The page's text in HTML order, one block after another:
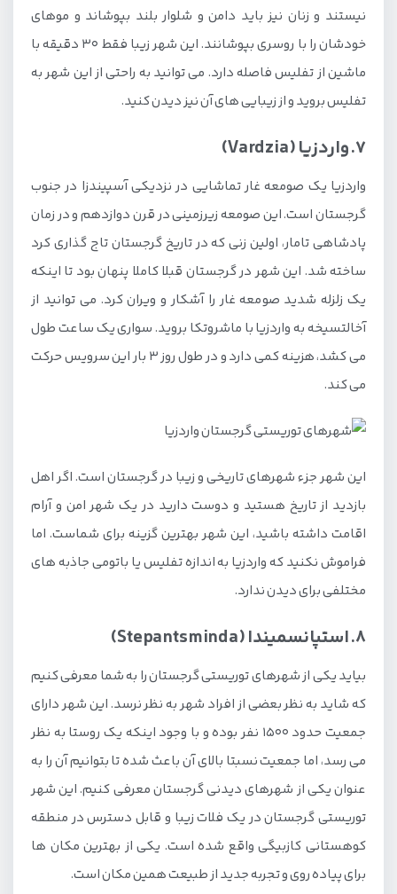
نیستند و زنان نیز باید دامن و شلوار بلند بپوشاند و موهای
خودشان را با روسری بپوشانند. این شهر زیبا فقط 30 دقیقه با
ماشین از تفلیس فاصله دارد. می توانید به راحتی از این شهر به
تفلیس بروید و از زیبایی های آن نیز دیدن کنید.
7. واردزیا (Vardzia)
واردزیا یک صومعه غار تماشایی در نزدیکی آسپیندزا در جنوب
گرجستان است. این صومعه زیرزمینی در قرن دوازدهم و در زمان
پادشاهی تامار، اولین زنی که در تاریخ گرجستان تاج گذاری کرد
ساخته شد. این شهر در گرجستان قبلا کاملا پنهان بود تا اینکه
یک زلزله شدید صومعه غار را آشکار و ویران کرد. می توانید از
آخالتسیخه به واردزیا با ماشروتکا بروید. سواری یک ساعت طول
می کشد، هزینه کمی دارد و در طول روز 3 بار این سرویس حرکت
می کند.
این شهر جزء شهرهای تاریخی و زیبا در گرجستان است. اگر اهل
بازدید از تاریخ هستید و دوست دارید در یک شهر امن و آرام
اقامت داشته باشید، این شهر بهترین گزینه برای شماست. اما
فراموش نکنید که واردزیا به اندازه تفلیس یا باتومی جاذبه های
مختلفی برای دیدن ندارد.
8. استپانسمیندا (Stepantsminda)
بیاید یکی از شهرهای توریستی گرجستان را به شما معرفی کنیم
که شاید به نظر بعضی از افراد شهر به نظر نرسد. این شهر دارای
جمعیت حدود 1500 نفر بوده و با وجود اینکه یک روستا به نظر
می رسد، اما جمعیت نسبتا بالای آن باعث شده تا بتوانیم آن را به
عنوان یکی از شهرهای دیدنی گرجستان معرفی کنیم. این شهر
توریستی گرجستان در یک فلات زیبا و قابل دسترس در منطقه
کوهستانی کازبیگی واقع شده است. یکی از بهترین مکان ها
برای پیاده روی و تجربه جدید از طبیعت همین مکان است.